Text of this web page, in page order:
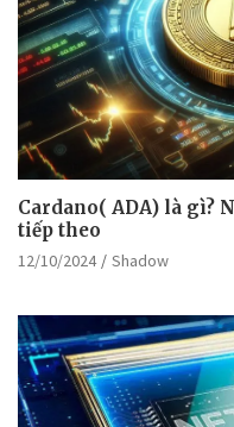
Cardano( ADA) là gì?
tiếp theo
12/10/2024 Shadow